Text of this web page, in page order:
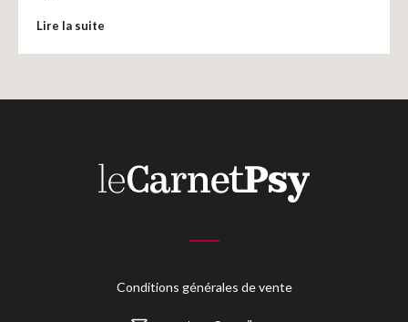
Mon panier
Lire la suite
Conditions générales de vente